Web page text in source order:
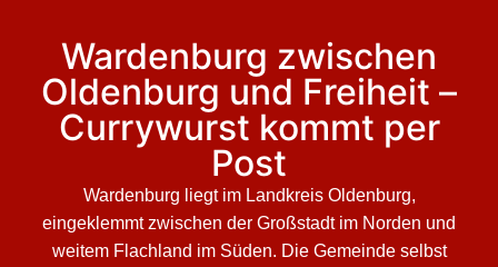
Wardenburg zwischen
Oldenburg und Freiheit –
Currywurst kommt per
Post
Wardenburg liegt im Landkreis Oldenburg,
eingeklemmt zwischen der Großstadt im Norden und
weitem Flachland im Süden. Die Gemeinde selbst